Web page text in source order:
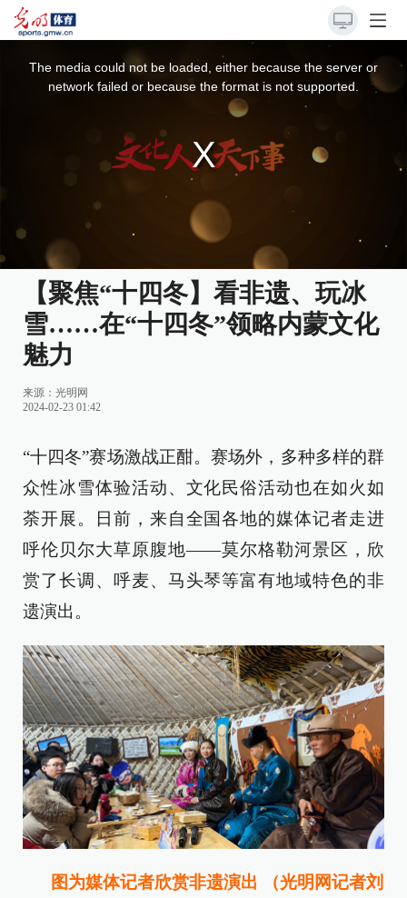
The media could not be loaded, either because the server or
network failed or because the format is not supported.
【聚焦“十四冬】看非遗、玩冰
雪……在“十四冬”领略内蒙文化
魅力
来源： 光明网
2024-02-23 01:42
“十四冬”赛场激战正酣。赛场外，多种多样的群
众性冰雪体验活动、文化民俗活动也在如火如
荼开展。日前，来自全国各地的媒体记者走进
呼伦贝尔大草原腹地——莫尔格勒河景区，欣
赏了长调、呼麦、马头琴等富有地域特色的非
遗演出。
图为媒体记者欣赏非遗演出 （光明网记者刘